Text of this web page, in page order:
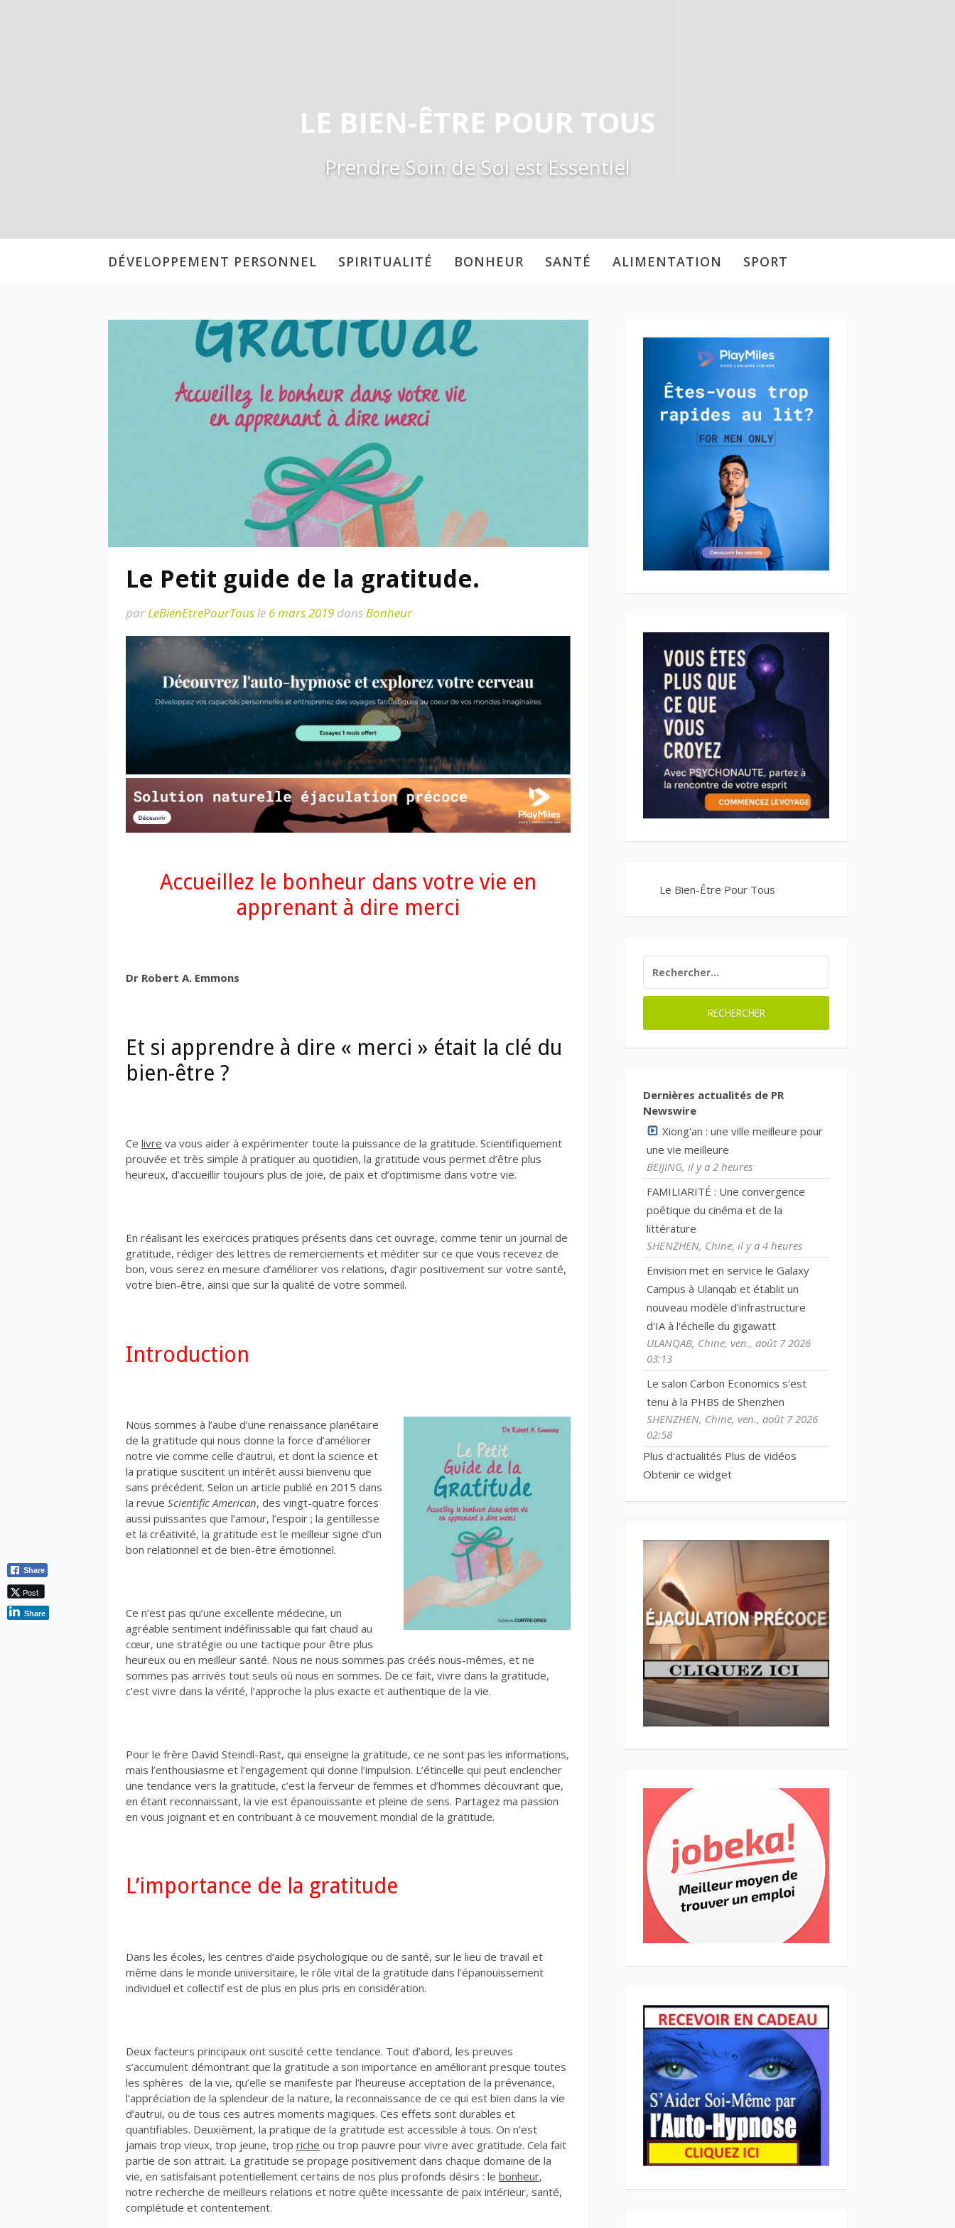
LE BIEN-ÊTRE POUR TOUS
Prendre Soin de Soi est Essentiel
DÉVELOPPEMENT PERSONNEL SPIRITUALITÉ BONHEUR SANTÉ ALIMENTATION SPORT
Le Petit guide de la gratitude.
parLeBienEtrePourTousle 6 mars 2019 dansBonheur
Accueillez le bonheur dans votre vie en
apprenant à dire merci
Dr Robert A. Emmons
Et si apprendre à dire « merci » était la clé du
bien-être ?
Ce livre va vous aider à expérimenter toute la puissance de la gratitude. Scientifiquement
prouvée et très simple à pratiquer au quotidien, la gratitude vous permet d’être plus
heureux, d’accueillir toujours plus de joie, de paix et d’optimisme dans votre vie.
En réalisant les exercices pratiques présents dans cet ouvrage, comme tenir un journal de
gratitude, rédiger des lettres de remerciements et méditer sur ce que vous recevez de
bon, vous serez en mesure d’améliorer vos relations, d’agir positivement sur votre santé,
votre bien-être, ainsi que sur la qualité de votre sommeil.
Introduction
Nous sommes à l’aube d’une renaissance planétaire
de la gratitude qui nous donne la force d’améliorer
notre vie comme celle d’autrui, et dont la science et
la pratique suscitent un intérêt aussi bienvenu que
sans précédent. Selon un article publié en 2015 dans
la revue Scientific American, des vingt-quatre forces
aussi puissantes que l’amour, l’espoir ; la gentillesse
et la créativité, la gratitude est le meilleur signe d’un
bon relationnel et de bien-être émotionnel.
Ce n’est pas qu’une excellente médecine, un
agréable sentiment indéfinissable qui fait chaud au
cœur, une stratégie ou une tactique pour être plus
heureux ou en meilleur santé. Nous ne nous sommes pas créés nous-mêmes, et ne
sommes pas arrivés tout seuls où nous en sommes. De ce fait, vivre dans la gratitude,
c’est vivre dans la vérité, l’approche la plus exacte et authentique de la vie.
Pour le frère David Steindl-Rast, qui enseigne la gratitude, ce ne sont pas les informations,
mais l’enthousiasme et l’engagement qui donne l’impulsion. L’étincelle qui peut enclencher
une tendance vers la gratitude, c’est la ferveur de femmes et d’hommes découvrant que,
en étant reconnaissant, la vie est épanouissante et pleine de sens. Partagez ma passion
en vous joignant et en contribuant à ce mouvement mondial de la gratitude.
L’importance de la gratitude
Dans les écoles, les centres d’aide psychologique ou de santé, sur le lieu de travail et
même dans le monde universitaire, le rôle vital de la gratitude dans l’épanouissement
individuel et collectif est de plus en plus pris en considération.
Deux facteurs principaux ont suscité cette tendance. Tout d’abord, les preuves
s’accumulent démontrant que la gratitude a son importance en améliorant presque toutes
les sphères de la vie, qu’elle se manifeste par l’heureuse acceptation de la prévenance,
l’appréciation de la splendeur de la nature, la reconnaissance de ce qui est bien dans la vie
d’autrui, ou de tous ces autres moments magiques. Ces effets sont durables et
quantifiables. Deuxièment, la pratique de la gratitude est accessible à tous. On n’est
jamais trop vieux, trop jeune, trop riche ou trop pauvre pour vivre avec gratitude. Cela fait
partie de son attrait. La gratitude se propage positivement dans chaque domaine de la
vie, en satisfaisant potentiellement certains de nos plus profonds désirs : le bonheur,
notre recherche de meilleurs relations et notre quête incessante de paix intérieur, santé,
complétude et contentement.
Le Bien-Être Pour Tous
Dernières actualités de PR
Newswire
Xiong'an : une ville meilleure pour
une vie meilleure
BEIJING, il y a 2 heures
FAMILIARITÉ : Une convergence
poétique du cinéma et de la
littérature
SHENZHEN, Chine, il y a 4 heures
Envision met en service le Galaxy
Campus à Ulanqab et établit un
nouveau modèle d'infrastructure
d'IA à l'échelle du gigawatt
ULANQAB, Chine, ven., août 7 2026
03:13
Le salon Carbon Economics s'est
tenu à la PHBS de Shenzhen
SHENZHEN, Chine, ven., août 7 2026
02:58
Plus d'actualités Plus de vidéos
Obtenir ce widget
Share
Post
Share